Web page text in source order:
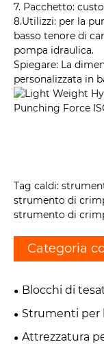
7. Pacchetto:
8.Utilizzi: per la
basso tenore di
pompa idraulica.
Spiegare: La
personalizzata in
Tag caldi:
strumento di
strumento di
Categoria
Blocchi di
Strumenti per
trasmissione
Attrezzatura